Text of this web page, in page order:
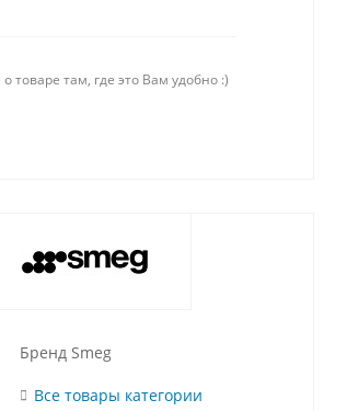
товаре там, где это Вам удобно :)
Бренд Smeg
Все товары категории